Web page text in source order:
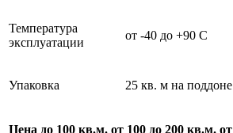
Температура
эксплуатации
от -40 до +90 С
Упаковка 25 кв. м на поддоне
Цена до 100 кв.м. от 100 до 200 кв.м.